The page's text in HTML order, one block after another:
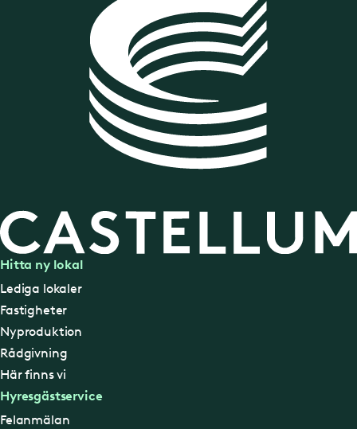
Hitta ny lokal
Lediga lokaler
Fastigheter
Nyproduktion
Rådgivning
Här finns vi
Hyresgästservice
Felanmälan